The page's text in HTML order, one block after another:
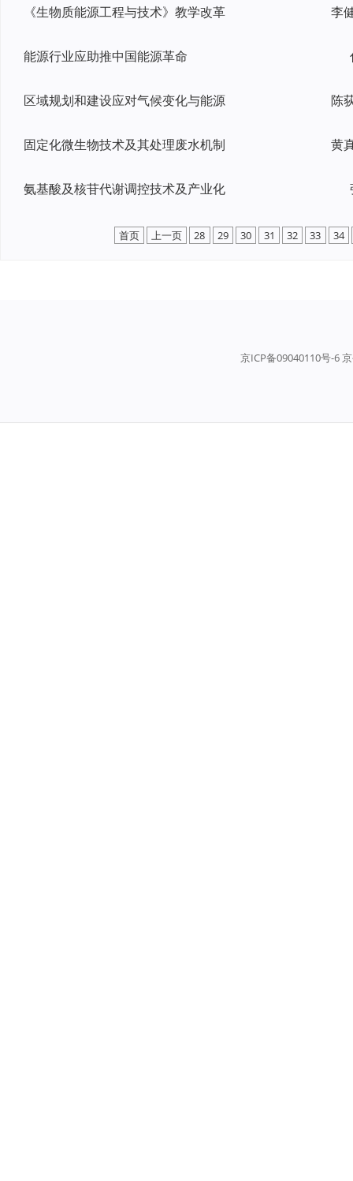
《生物质能源工程与技术》教学改革
能源行业应助推中国能源革命
区域规划和建设应对气候变化与能源
固定化微生物技术及其处理废水机制
氨基酸及核苷代谢调控技术及产业化
首页 上一页 28 29 30 31 32 33 34
京ICP备09040110号-6